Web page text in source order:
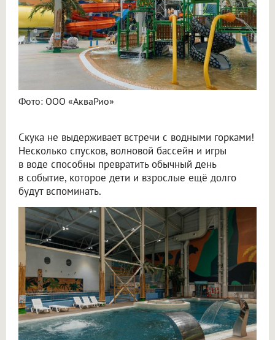
Фото: ООО «АкваРио»
Скука не выдерживает встречи с водными горками!
Несколько спусков, волновой бассейн и игры
в воде способны превратить обычный день
в событие, которое дети и взрослые ещё долго
будут вспоминать.